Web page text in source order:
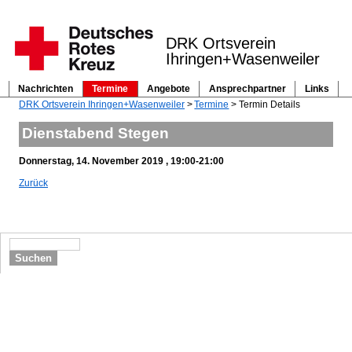
DRK Ortsverein
Ihringen+Wasenweiler
Navigation
überspringen
Nachrichten Termine Angebote Ansprechpartner
Links
DRK Ortsverein Ihringen+Wasenweiler
Termine Termin Details
Dienstabend Stegen
Donnerstag, 14. November 2019 , 19:00-21:00
Zurück
Suchen